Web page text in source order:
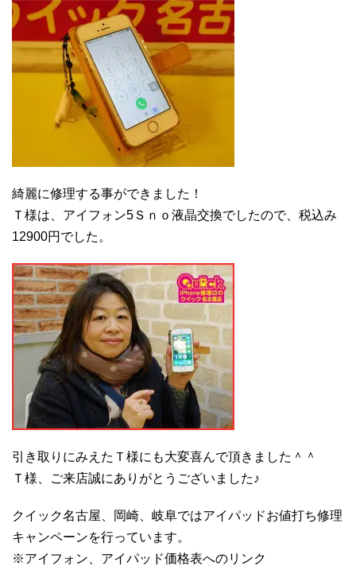
綺麗に修理する事ができました！
Ｔ様は、アイフォン5Ｓｎｏ液晶交換でしたので、税込み
12900円でした。
引き取りにみえたＴ様にも大変喜んで頂きました＾＾
Ｔ様、ご来店誠にありがとうございました♪
クイック名古屋、岡崎、岐阜ではアイパッドお値打ち修理
キャンペーンを行っています。
※アイフォン、アイパッド価格表へのリンク